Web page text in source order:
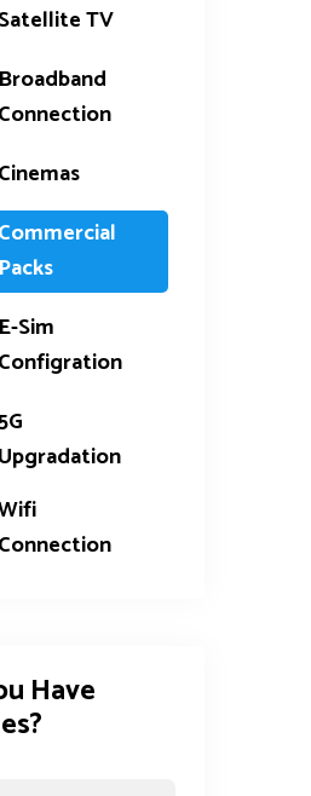
Satellite TV
Broadband
Connection
Cinemas
Commercial
Packs
E-Sim
Configration
Upgradation
Connection
Have